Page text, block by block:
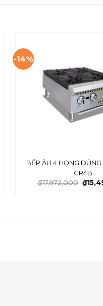
-14%
BẾP ÂU 4 HỌNG DÙNG
GR4B
₫17,972,000 ₫